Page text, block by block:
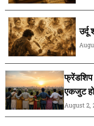
उर्दू
फ्रेंडशिप
एकजुट
August 2,